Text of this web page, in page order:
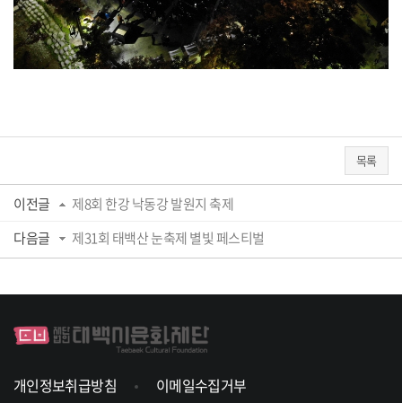
목록
이전글
제8회 한강 낙동강 발원지 축제
다음글
제31회 태백산 눈축제 별빛 페스티벌
개인정보취급방침 이메일수집거부